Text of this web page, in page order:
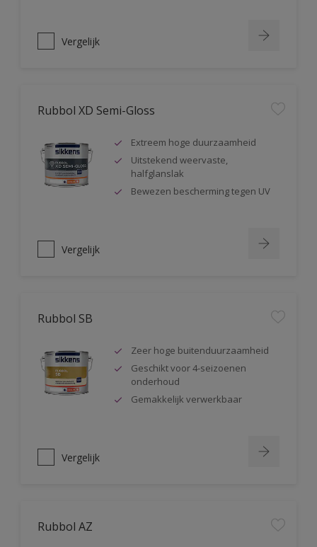
Vergelijk
Rubbol XD Semi-Gloss
Extreem hoge duurzaamheid
Uitstekend weervaste,
halfglanslak
Bewezen bescherming tegen UV
Vergelijk
Rubbol SB
Zeer hoge buitenduurzaamheid
Geschikt voor 4-seizoenen
onderhoud
Gemakkelijk verwerkbaar
Vergelijk
Rubbol AZ